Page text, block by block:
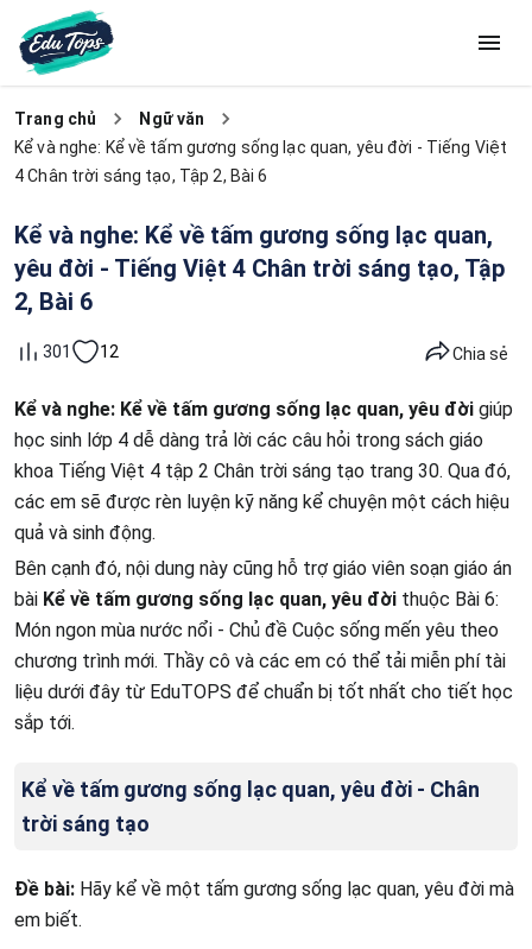
Trang chủ
Ngữ văn
Kể và nghe: Kể về tấm gương sống lạc quan, yêu đời - Tiếng Việt
4 Chân trời sáng tạo, Tập 2, Bài 6
Kể và nghe: Kể về tấm gương sống lạc quan,
yêu đời - Tiếng Việt 4 Chân trời sáng tạo, Tập
2, Bài 6
301 12 Chia sẻ
Kể và nghe: Kể về tấm gương sống lạc quan, yêu đời giúp
học sinh lớp 4 dễ dàng trả lời các câu hỏi trong sách giáo
khoa Tiếng Việt 4 tập 2 Chân trời sáng tạo trang 30. Qua đó,
các em sẽ được rèn luyện kỹ năng kể chuyện một cách hiệu
quả và sinh động.
Bên cạnh đó, nội dung này cũng hỗ trợ giáo viên soạn giáo án
bài Kể về tấm gương sống lạc quan, yêu đời thuộc Bài 6:
Món ngon mùa nước nổi - Chủ đề Cuộc sống mến yêu theo
chương trình mới. Thầy cô và các em có thể tải miễn phí tài
liệu dưới đây từ EduTOPS để chuẩn bị tốt nhất cho tiết học
sắp tới.
Kể về tấm gương sống lạc quan, yêu đời - Chân
trời sáng tạo
Đề bài: Hãy kể về một tấm gương sống lạc quan, yêu đời mà
em biết.